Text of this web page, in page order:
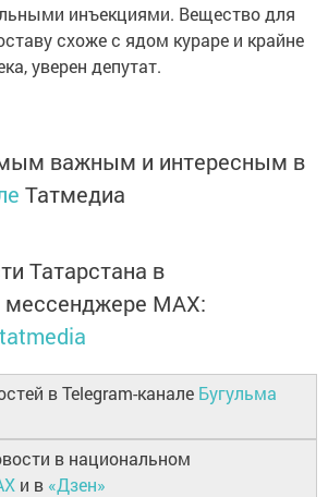
инъекциями. Вещество для
схоже с ядом кураре и крайне
уверен депутат.
важным и интересным в
Татмедиа
Татарстана в
мессенджере MАХ:
в Telegram-канале Бугульма
в национальном
и в «Дзен»